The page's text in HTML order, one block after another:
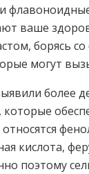
ваше
борясь
могут
более
которые
кислота,
поэтому